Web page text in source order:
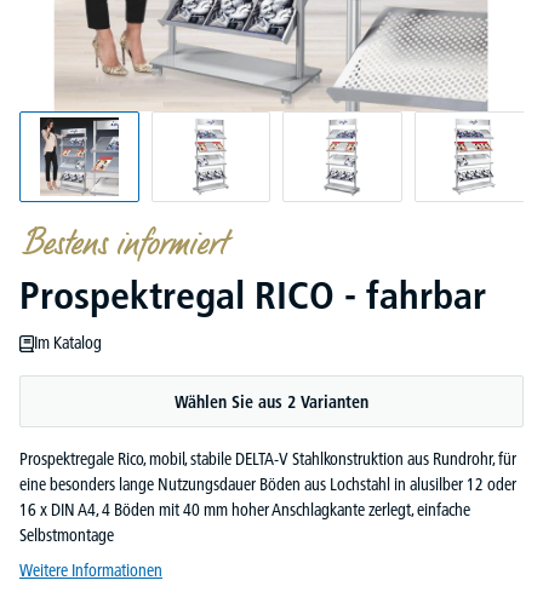
Bestens informiert
Prospektregal RICO - fahrbar
Im Katalog
Wählen Sie aus 2 Varianten
Prospektregale Rico, mobil, stabile DELTA-V Stahlkonstruktion aus Rundrohr, für
eine besonders lange Nutzungsdauer Böden aus Lochstahl in alusilber 12 oder
16 x DIN A4, 4 Böden mit 40 mm hoher Anschlagkante zerlegt, einfache
Selbstmontage
Weitere Informationen